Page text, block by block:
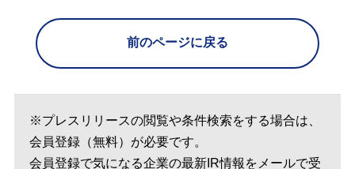
前のページに戻る
※プレスリリースの閲覧や条件検索をする場合は、
会員登録（無料）が必要です。
会員登録で気になる企業の最新IR情報をメールで受